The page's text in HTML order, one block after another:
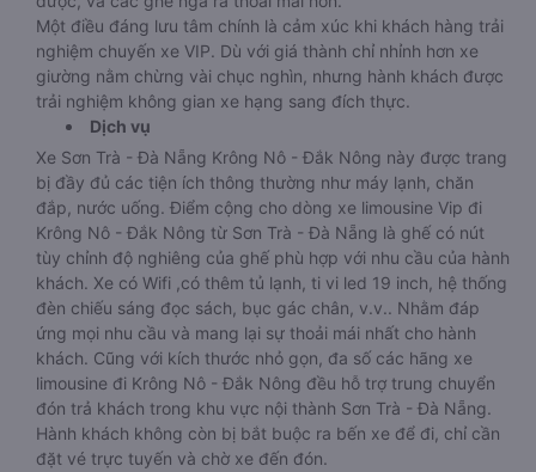
Một điều đáng lưu tâm chính là cảm xúc khi khách hàng trải
nghiệm chuyến xe VIP. Dù với giá thành chỉ nhỉnh hơn xe
giường nằm chừng vài chục nghìn, nhưng hành khách được
trải nghiệm không gian xe hạng sang đích thực.
Dịch vụ
Xe Sơn Trà - Đà Nẵng Krông Nô - Đắk Nông này được trang
bị đầy đủ các tiện ích thông thường như máy lạnh, chăn
đắp, nước uống. Điểm cộng cho dòng xe limousine Vip đi
Krông Nô - Đắk Nông từ Sơn Trà - Đà Nẵng là ghế có nút
tùy chỉnh độ nghiêng của ghế phù hợp với nhu cầu của hành
khách. Xe có Wifi ,có thêm tủ lạnh, ti vi led 19 inch, hệ thống
đèn chiếu sáng đọc sách, bục gác chân, v.v.. Nhằm đáp
ứng mọi nhu cầu và mang lại sự thoải mái nhất cho hành
khách. Cũng với kích thước nhỏ gọn, đa số các hãng xe
limousine đi Krông Nô - Đắk Nông đều hỗ trợ trung chuyển
đón trả khách trong khu vực nội thành Sơn Trà - Đà Nẵng.
Hành khách không còn bị bắt buộc ra bến xe để đi, chỉ cần
đặt vé trực tuyến và chờ xe đến đón.